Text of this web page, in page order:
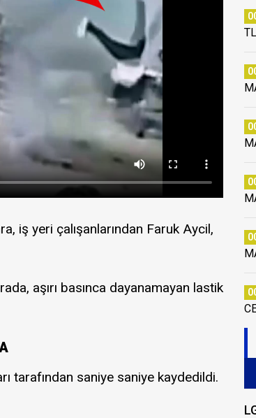
iş yeri çalışanlarından Faruk Aycil,
aşırı basınca dayanamayan lastik
tarafından saniye saniye kaydedildi.